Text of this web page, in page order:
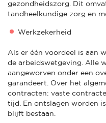
gezondheidszorg. Dit
tandheelkundige zorg en
Werkzekerheid
Als er één voordeel is aan
de arbeidswetgeving. Alle
aangeworven onder een
garandeert. Over het
contracten: vaste
tijd. En ontslagen worden
blijft bestaan.